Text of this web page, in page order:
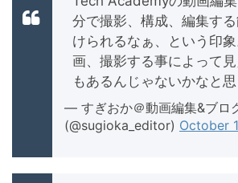
分で撮影、構成、編集す
けられるなぁ、という印
画、撮影する事によって
もあるんじゃないかなと
— すぎおか＠動画編集&ブロ
(@sugioka_editor) October